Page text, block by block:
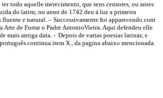
todo aquelle merecimento, que seus censores, ou antes
do latim; no anno de 1742 deu á luz a primeira
e natural. – Successivamente foi apparecendo com
Arte de Furtar o Padre AntonioVieira. Aqui defendeu elle
mais antiga data. - Depois de varias poesias latinas, e
item X., da pagina abaixo mencionada.